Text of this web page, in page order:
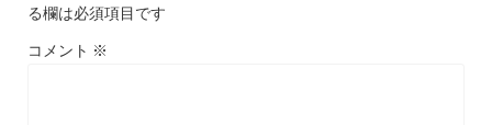
る欄は必須項目です
コメント ※